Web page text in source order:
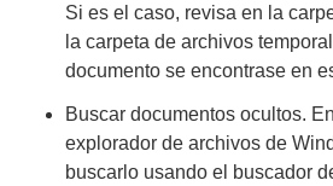
Si es el caso, revisa en la
la carpeta de archivos
documento se encontrase en
Buscar documentos ocultos.
explorador de archivos de
buscarlo usando el buscador